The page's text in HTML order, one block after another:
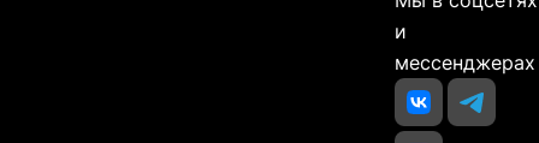
и
мессенджерах